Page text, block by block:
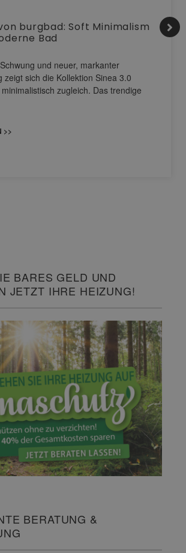
burgbad: Soft Minimalism
Bad
und neuer, markanter
zeigt sich die Kollektion Sinea 3.0
zugleich. Das trendige
>>
BARES GELD UND
JETZT IHRE HEIZUNG!
BERATUNG &